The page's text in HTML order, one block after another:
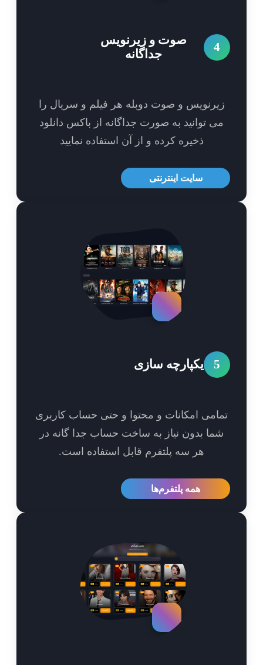
صوت و زیرنویس
جداگانه
و صوت دوبله هر فیلم و سریال را
توانید به صورت جداگانه از باکس دانلود
ذخیره کرده و از آن استفاده نمایید
سایت اینترنتی
یکپارچه سازی
امکانات و محتوا و حتی حساب کاربری
بدون نیاز به ساخت حساب جدا گانه در
هر سه پلتفرم قابل استفاده است.
همه پلتفرم‌ها